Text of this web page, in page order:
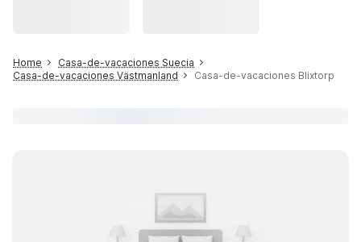
Home
Casa-de-vacaciones Suecia
Casa-de-vacaciones Västmanland
Casa-de-vacaciones Blixtorp